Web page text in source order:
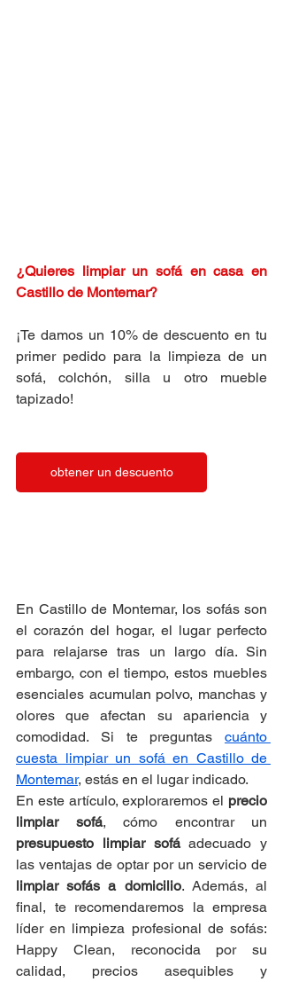
¿Quieres limpiar un sofá en casa en
Castillo de Montemar?
¡Te damos un 10% de descuento en tu
primer pedido para la limpieza de un
sofá, colchón, silla u otro mueble
tapizado!
obtener un descuento
En Castillo de Montemar, los sofás son
el corazón del hogar, el lugar perfecto
para relajarse tras un largo día. Sin
embargo, con el tiempo, estos muebles
esenciales acumulan polvo, manchas y
olores que afectan su apariencia y
comodidad. Si te preguntas cuánto
cuesta limpiar un sofá en Castillo de
Montemar, estás en el lugar indicado.
En este artículo, exploraremos el precio
limpiar sofá
presupuesto limpiar sofá adecuado y
limpiar sofás a domicilio. Además, al
final, te recomendaremos la empresa
líder en limpieza profesional de sofás:
Happy Clean, reconocida por su
calidad, precios asequibles y